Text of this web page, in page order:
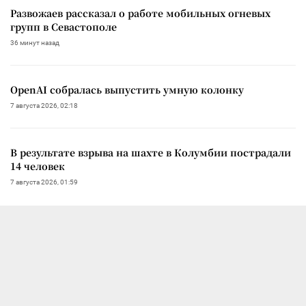
Развожаев рассказал о работе мобильных огневых
групп в Севастополе
36 минут назад
OpenAI собралась выпустить умную колонку
7 августа 2026, 02:18
В результате взрыва на шахте в Колумбии пострадали
14 человек
7 августа 2026, 01:59